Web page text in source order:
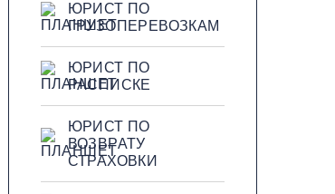
ЮРИСТ ПО
ГРУЗОПЕРЕВОЗКАМ
ЮРИСТ ПО
РАСПИСКЕ
ЮРИСТ ПО
ВОЗВРАТУ
СТРАХОВКИ